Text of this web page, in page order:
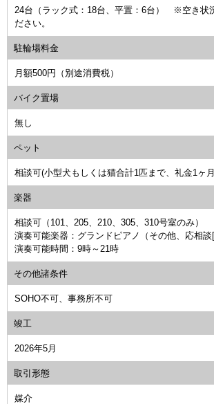
24台（ラック式：18台、平置：6台） ※空き状
ださい。
駐輪場料金
月額500円（別途消費税）
バイク置場
無し
ペット
相談可(小型犬もしくは猫合計1匹まで、礼金1ヶ
楽器
相談可（101、205、210、305、310号室のみ）
演奏可能楽器：グランドピアノ（その他、応相談[
演奏可能時間：9時～21時
その他諸条件
SOHO不可、事務所不可
竣工
2026年5月
取引形態
媒介